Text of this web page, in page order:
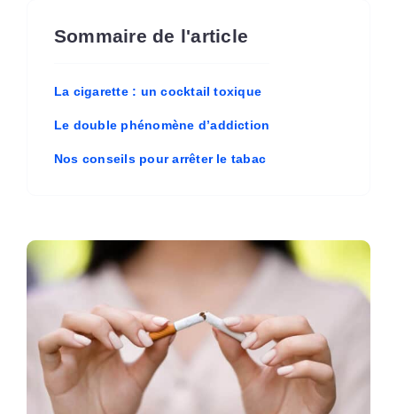
Sommaire de l'article
La cigarette : un cocktail toxique
Le double phénomène d’addiction
Nos conseils pour arrêter le tabac